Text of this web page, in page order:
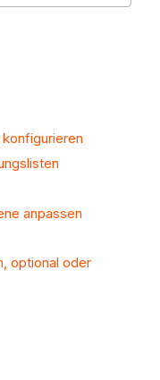
anpassen
optional oder